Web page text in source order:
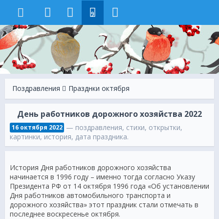
9
Поздравления Празднки октября
День работников дорожного хозяйства 2022
16 октября 2022 — поздравления, стихи, открытки,
картинки, история, дата праздника.
История Дня работников дорожного хозяйства
начинается в 1996 году – именно тогда согласно Указу
Президента РФ от 14 октября 1996 года «Об установлении
Дня работников автомобильного транспорта и
дорожного хозяйства» этот праздник стали отмечать в
последнее воскресенье октября.